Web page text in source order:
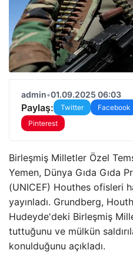
admin•01.09.2025 06:03
Paylaş: Twitter Facebook
Pinterest
Birleşmiş Milletler Özel
Yemen, Dünya Gıda Gıda
(UNICEF) Houthes ofisleri
yayınladı. Grundberg,
Hudeyde'deki Birleşmiş
tuttuğunu ve mülkün
konulduğunu açıkladı.